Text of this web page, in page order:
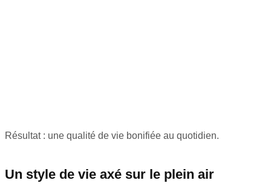
Résultat : une qualité de vie bonifiée au quotidien.
Un style de vie axé sur le plein air